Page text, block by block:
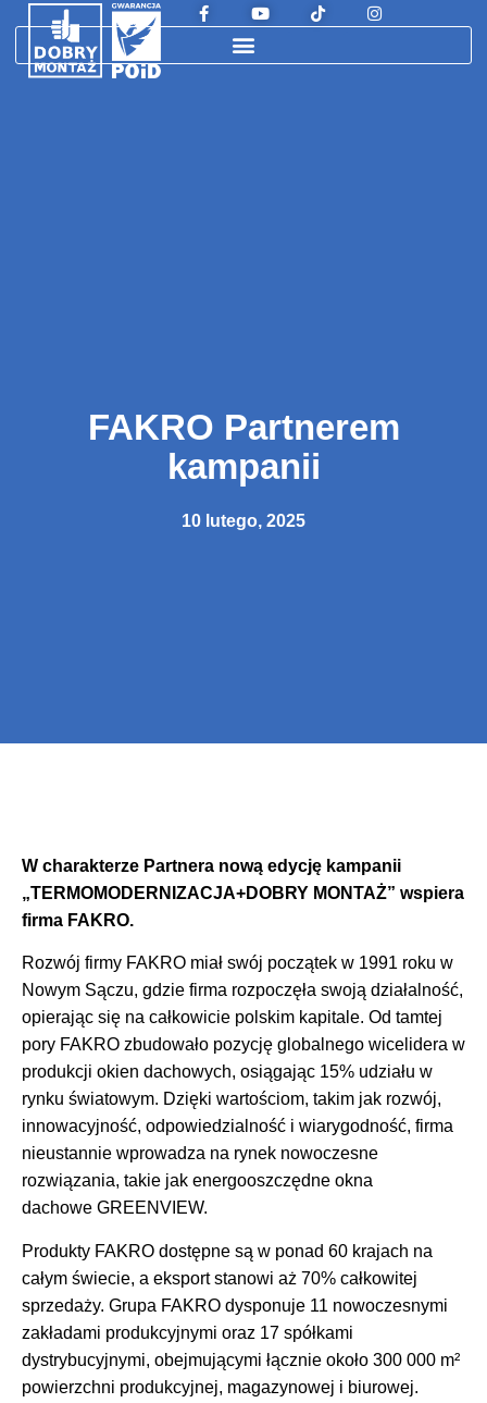
FAKRO Partnerem
kampanii
10 lutego, 2025
W charakterze Partnera nową edycję kampanii
„TERMOMODERNIZACJA+DOBRY MONTAŻ” wspiera
firma FAKRO.
Rozwój firmy FAKRO miał swój początek w 1991 roku w
Nowym Sączu, gdzie firma rozpoczęła swoją działalność,
opierając się na całkowicie polskim kapitale. Od tamtej
pory FAKRO zbudowało pozycję globalnego wicelidera w
produkcji okien dachowych, osiągając 15% udziału w
rynku światowym. Dzięki wartościom, takim jak rozwój,
innowacyjność, odpowiedzialność i wiarygodność, firma
nieustannie wprowadza na rynek nowoczesne
rozwiązania, takie jak energooszczędne okna
dachowe GREENVIEW.
Produkty FAKRO dostępne są w ponad 60 krajach na
całym świecie, a eksport stanowi aż 70% całkowitej
sprzedaży. Grupa FAKRO dysponuje 11 nowoczesnymi
zakładami produkcyjnymi oraz 17 spółkami
dystrybucyjnymi, obejmującymi łącznie około 300 000 m²
powierzchni produkcyjnej, magazynowej i biurowej.